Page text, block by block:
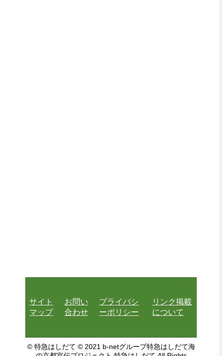
サイト
マップ
お問い
合わせ
プライバシ
ーポリシー
リンク掲載
について
© 特急はしだて © 2021 b-netグループ特急はしだて海